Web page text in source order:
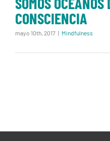
CONSCIENCIA
mayo 10th, 2017 | Mindfulness